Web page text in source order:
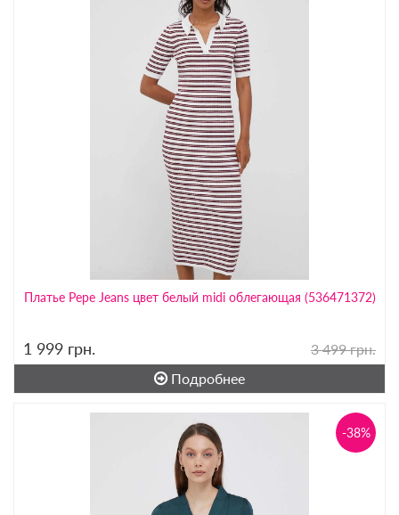
Платье Pepe Jeans цвет белый midi облегающая (536471372)
1 999 грн.
3 499 грн.
Подробнее
-38%